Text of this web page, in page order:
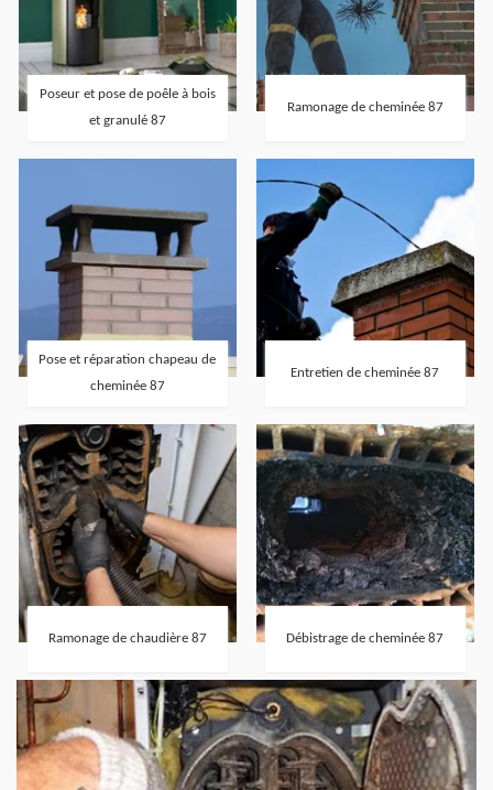
Poseur et pose de poêle à bois
et granulé 87
Ramonage de cheminée 87
Pose et réparation chapeau de
cheminée 87
Entretien de cheminée 87
Ramonage de chaudière 87 Débistrage de cheminée 87